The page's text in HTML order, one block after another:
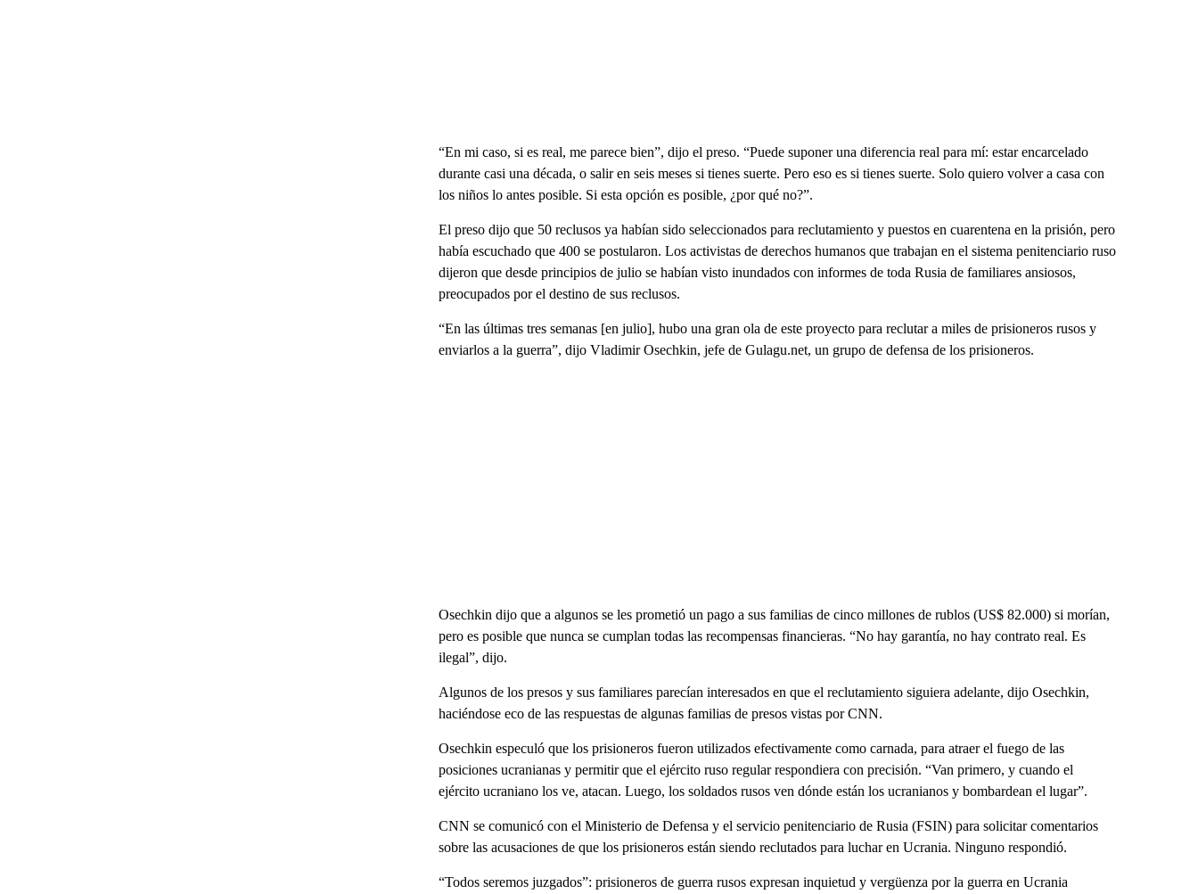
“En mi caso, si es real, me parece bien”, dijo el preso. “Puede suponer una diferencia real para mí: estar encarcelado
durante casi una década, o salir en seis meses si tienes suerte. Pero eso es si tienes suerte. Solo quiero volver a casa con
los niños lo antes posible. Si esta opción es posible, ¿por qué no?”.
El preso dijo que 50 reclusos ya habían sido seleccionados para reclutamiento y puestos en cuarentena en la prisión, pero
había escuchado que 400 se postularon. Los activistas de derechos humanos que trabajan en el sistema penitenciario ruso
dijeron que desde principios de julio se habían visto inundados con informes de toda Rusia de familiares ansiosos,
preocupados por el destino de sus reclusos.
“En las últimas tres semanas [en julio], hubo una gran ola de este proyecto para reclutar a miles de prisioneros rusos y
enviarlos a la guerra”, dijo Vladimir Osechkin, jefe de Gulagu.net, un grupo de defensa de los prisioneros.
Osechkin dijo que a algunos se les prometió un pago a sus familias de cinco millones de rublos (US$ 82.000) si morían,
pero es posible que nunca se cumplan todas las recompensas financieras. “No hay garantía, no hay contrato real. Es
ilegal”, dijo.
Algunos de los presos y sus familiares parecían interesados ​​en que el reclutamiento siguiera adelante, dijo Osechkin,
haciéndose eco de las respuestas de algunas familias de presos vistas por CNN.
Osechkin especuló que los prisioneros fueron utilizados efectivamente como carnada, para atraer el fuego de las
posiciones ucranianas y permitir que el ejército ruso regular respondiera con precisión. “Van primero, y cuando el
ejército ucraniano los ve, atacan. Luego, los soldados rusos ven dónde están los ucranianos y bombardean el lugar”.
CNN se comunicó con el Ministerio de Defensa y el servicio penitenciario de Rusia (FSIN) para solicitar comentarios
sobre las acusaciones de que los prisioneros están siendo reclutados para luchar en Ucrania. Ninguno respondió.
“Todos seremos juzgados”: prisioneros de guerra rusos expresan inquietud y vergüenza por la guerra en Ucrania